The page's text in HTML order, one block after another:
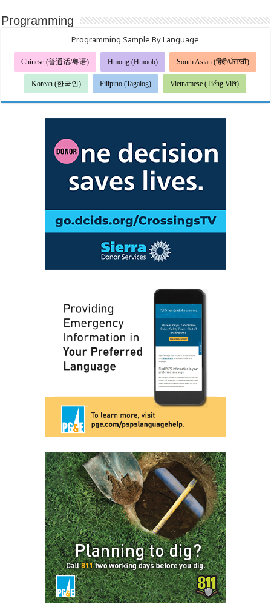
Programming
Programming Sample By Language
Chinese (普通话/粤语) Hmong (Hmoob) South Asian (हिंदी/ਪੰਜਾਬੀ)
Korean (한국인) Filipino (Tagalog) Vietnamese (Tiếng Việt)